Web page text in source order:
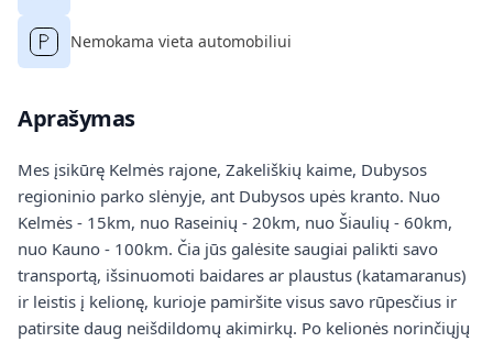
Nemokama vieta automobiliui
Aprašymas
Mes įsikūrę Kelmės rajone, Zakeliškių kaime, Dubysos
regioninio parko slėnyje, ant Dubysos upės kranto. Nuo
Kelmės - 15km, nuo Raseinių - 20km, nuo Šiaulių - 60km,
nuo Kauno - 100km. Čia jūs galėsite saugiai palikti savo
transportą, išsinuomoti baidares ar plaustus (katamaranus)
ir leistis į kelionę, kurioje pamiršite visus savo rūpesčius ir
patirsite daug neišdildomų akimirkų. Po kelionės norinčiųjų